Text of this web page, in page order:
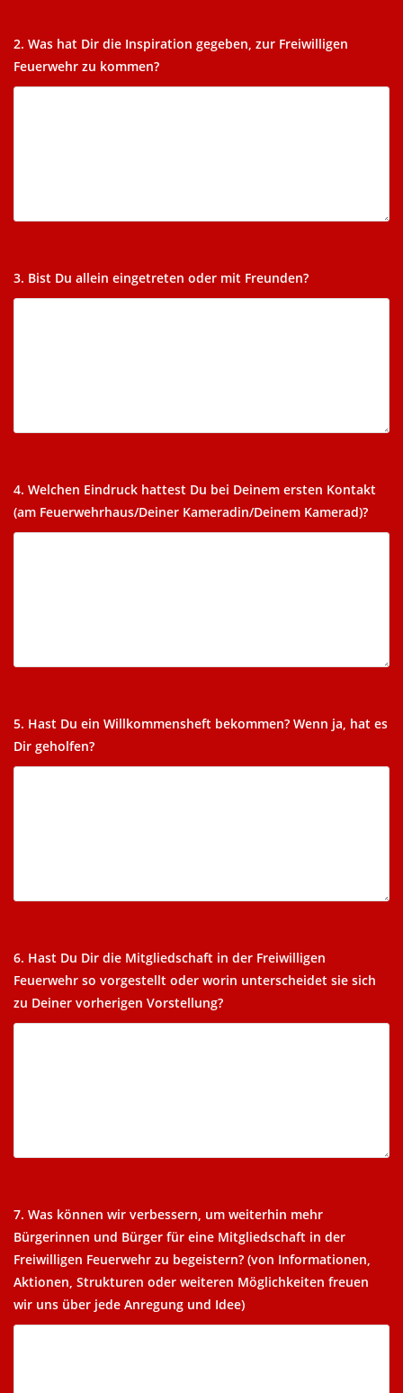
2. Was hat Dir die Inspiration gegeben, zur Freiwilligen
Feuerwehr zu kommen?
3. Bist Du allein eingetreten oder mit Freunden?
4. Welchen Eindruck hattest Du bei Deinem ersten Kontakt
(am Feuerwehrhaus/Deiner Kameradin/Deinem Kamerad)?
5. Hast Du ein Willkommensheft bekommen? Wenn ja, hat es
Dir geholfen?
6. Hast Du Dir die Mitgliedschaft in der Freiwilligen
Feuerwehr so vorgestellt oder worin unterscheidet sie sich
zu Deiner vorherigen Vorstellung?
7. Was können wir verbessern, um weiterhin mehr
Bürgerinnen und Bürger für eine Mitgliedschaft in der
Freiwilligen Feuerwehr zu begeistern? (von Informationen,
Aktionen, Strukturen oder weiteren Möglichkeiten freuen
wir uns über jede Anregung und Idee)